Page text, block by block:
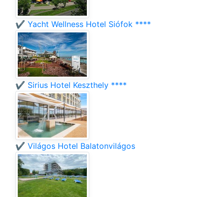
✔️ Yacht Wellness Hotel Siófok ****
✔️ Sirius Hotel Keszthely ****
✔️ Világos Hotel Balatonvilágos